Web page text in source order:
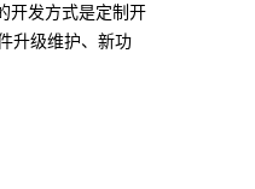
开发方式是定制开
升级维护、新功